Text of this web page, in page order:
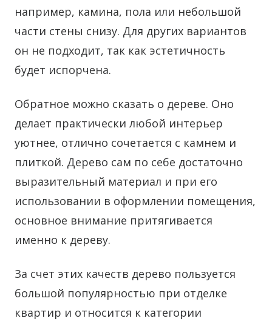
например, камина, пола или небольшой
части стены снизу. Для других вариантов
он не подходит, так как эстетичность
будет испорчена.
Обратное можно сказать о дереве. Оно
делает практически любой интерьер
уютнее, отлично сочетается с камнем и
плиткой. Дерево сам по себе достаточно
выразительный материал и при его
использовании в оформлении помещения,
основное внимание притягивается
именно к дереву.
За счет этих качеств дерево пользуется
большой популярностью при отделке
квартир и относится к категории